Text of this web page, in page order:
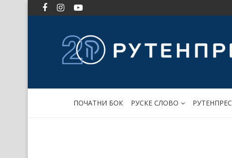
ПОЧАТНИ БОК РУСКЕ СЛОВО РУТЕНПРЕС